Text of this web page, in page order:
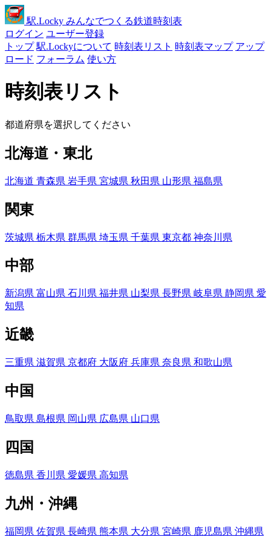
駅.Locky みんなでつくる鉄道時刻表
ログイン ユーザー登録
トップ 駅.Lockyについて 時刻表リスト 時刻表マップ アップ
ロード フォーラム 使い方
時刻表リスト
都道府県を選択してください
北海道・東北
北海道 青森県 岩手県 宮城県 秋田県 山形県 福島県
関東
茨城県 栃木県 群馬県 埼玉県 千葉県 東京都 神奈川県
中部
新潟県 富山県 石川県 福井県 山梨県 長野県 岐阜県 静岡県 愛
知県
近畿
三重県 滋賀県 京都府 大阪府 兵庫県 奈良県 和歌山県
中国
鳥取県 島根県 岡山県 広島県 山口県
四国
徳島県 香川県 愛媛県 高知県
九州・沖縄
福岡県 佐賀県 長崎県 熊本県 大分県 宮崎県 鹿児島県 沖縄県